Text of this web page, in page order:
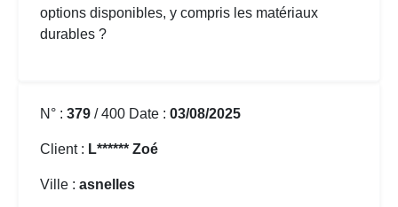
options disponibles, y compris les matériaux
durables ?
N° : 379 / 400 Date : 03/08/2025
Client : L****** Zoé
Ville : asnelles